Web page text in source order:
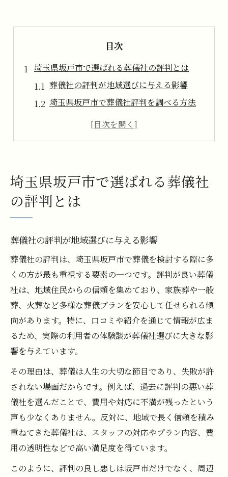
目次
埼玉県坂戸市で選ばれる葬儀社の評判とは
葬儀社の評判が地域選びに与える影響
埼玉県坂戸市で葬儀社評判を調べる方法
口コミと葬儀社ランキングの活用ポイント
葬儀の口コミが信頼性判断に役立つ理由
実際の利用者が語る葬儀社の評判とは
葬儀の費用満足度と口コミ評価の関係
評判の良い葬儀社の共通ポイント分析
坂戸市周辺で安心できる葬儀サービス
葬儀サービス選びに役立つ評判の比較
安心して任せられる葬儀社の見極め方
坂戸市周辺の葬儀社口コミを徹底調査
葬儀社ランキングで見る信頼性の指標
口コミを参考にした葬儀社選びのコツ
評判や口コミで葬儀社を比較検討する方法
葬儀社ランキングを活用した賢い選び方
口コミから見る葬儀費用の注意点解説
葬儀の口コミ分析で重視すべきポイント
信頼できる葬儀社の探し方と見極め方
埼玉県坂戸市で選ばれる葬儀社
の評判とは
葬儀社の評判が地域選びに与える影響
葬儀社の評判は、埼玉県坂戸市で葬儀を検討する際に多
くの方が最も重視する要素の一つです。評判が良い葬儀
社は、地域住民からの信頼を集めており、家族葬や一般
葬、火葬など多様な葬儀プランを安心して任せられる傾
向があります。特に、口コミや紹介を通じて情報が広ま
るため、実際の利用者の体験談が葬儀社選びに大きな影
響を与えています。
その理由は、葬儀は人生の大切な節目であり、失敗が許
されない場面だからです。例えば、過去に評判の悪い葬
儀社を選んだことで、費用や対応に不満が残ったという
声も少なくありません。反対に、地域で長く信頼を積み
重ねてきた葬儀社は、スタッフの対応やプラン内容、費
用の透明性などで高い満足度を得ています。
このように、評判の良し悪しは坂戸市だけでなく、周辺